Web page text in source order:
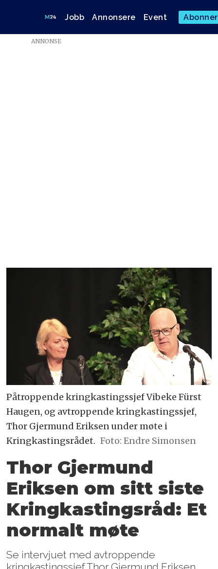
Jobb Annonsere Event Abonner
ANNONSE
Påtroppende kringkastingssjef Vibeke Fürst
Haugen, og avtroppende kringkastingssjef,
Thor Gjermund Eriksen under møte i
Kringkastingsrådet. Foto: Endre Simonsen
Thor Gjermund
Eriksen om sitt siste
Kringkastingsråd: Et
normalt møte
Se intervjuet med avtroppende